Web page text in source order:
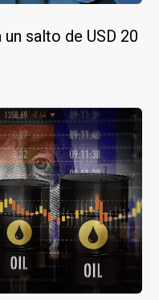
salto de USD 20